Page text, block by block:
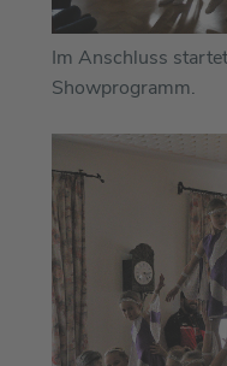
Im Anschluss
Showprogramm.